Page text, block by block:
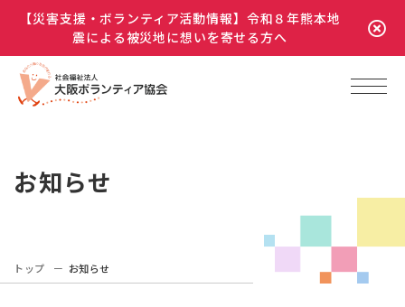
【災害支援・ボランティア活動情報】令和８年熊本地
震による被災地に想いを寄せる方へ
お知らせ
トップ お知らせ